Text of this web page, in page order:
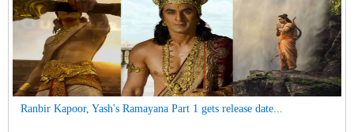
Ranbir Kapoor, Yash's Ramayana Part 1 gets release date...